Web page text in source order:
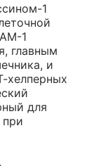
1
1
главным
и
хелперных
для
при